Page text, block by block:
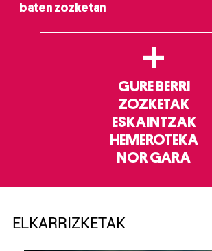
baten zozketan
+
GURE BERRI
ZOZKETAK
ESKAINTZAK
HEMEROTEKA
NOR GARA
ELKARRIZKETAK